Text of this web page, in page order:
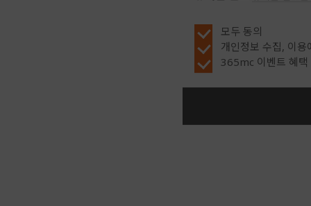
모두 동의
개인정보 수집, 이
365mc 이벤트 혜택